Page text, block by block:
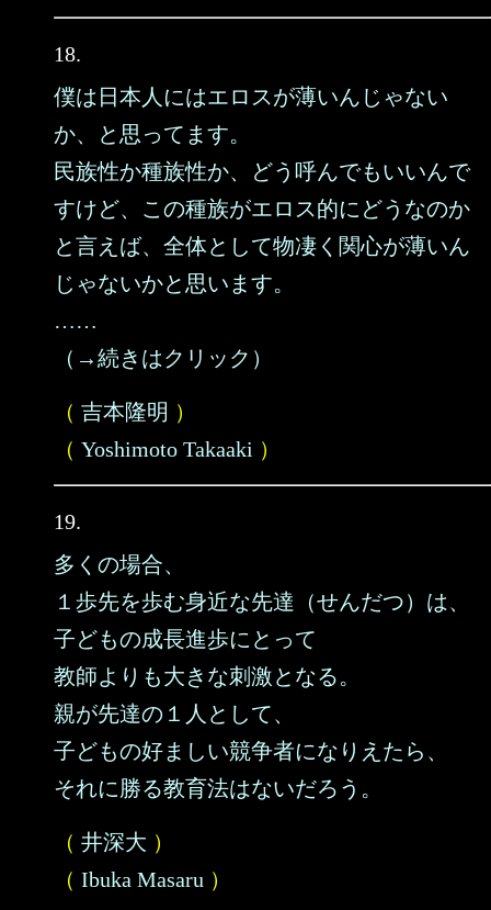
18.
僕は日本人にはエロスが薄いんじゃない
か、と思ってます。
民族性か種族性か、どう呼んでもいいんで
すけど、この種族がエロス的にどうなのか
と言えば、全体として物凄く関心が薄いん
じゃないかと思います。
……
（→続きはクリック）
（ 吉本隆明 ）
（ Yoshimoto Takaaki ）
19.
多くの場合、
１歩先を歩む身近な先達（せんだつ）は、
子どもの成長進歩にとって
教師よりも大きな刺激となる。
親が先達の１人として、
子どもの好ましい競争者になりえたら、
それに勝る教育法はないだろう。
（ 井深大 ）
（ Ibuka Masaru ）